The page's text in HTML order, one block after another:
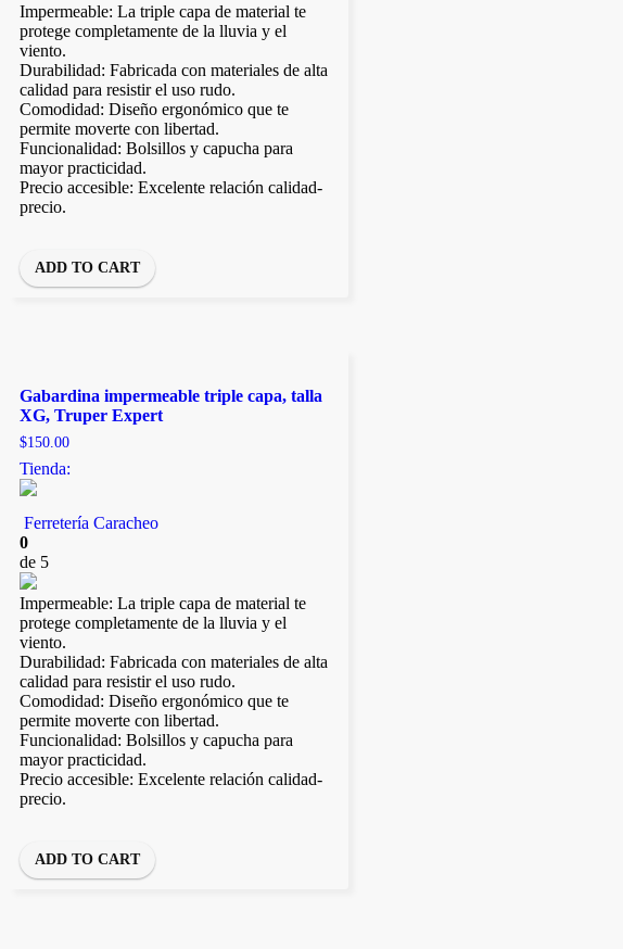
Impermeable: La triple capa de material te
protege completamente de la lluvia y el
viento.
Durabilidad: Fabricada con materiales de alta
calidad para resistir el uso rudo.
Comodidad: Diseño ergonómico que te
permite moverte con libertad.
Funcionalidad: Bolsillos y capucha para
mayor practicidad.
Precio accesible: Excelente relación calidad-
precio.
ADD TO CART
Gabardina impermeable triple capa, talla
XG, Truper Expert
$150.00
Tienda:
Ferretería Caracheo
0
de 5
Impermeable: La triple capa de material te
protege completamente de la lluvia y el
viento.
Durabilidad: Fabricada con materiales de alta
calidad para resistir el uso rudo.
Comodidad: Diseño ergonómico que te
permite moverte con libertad.
Funcionalidad: Bolsillos y capucha para
mayor practicidad.
Precio accesible: Excelente relación calidad-
precio.
ADD TO CART